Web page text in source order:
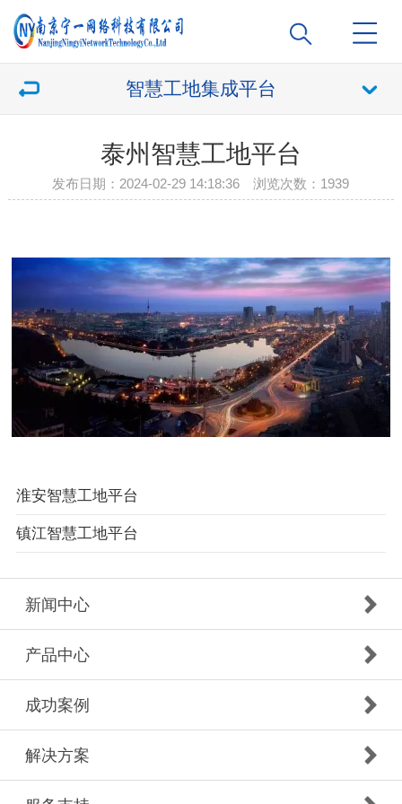
智慧工地集成平台
泰州智慧工地平台
发布日期：2024-02-29 14:18:36 浏览次数： 1939
淮安智慧工地平台
镇江智慧工地平台
新闻中心
产品中心
成功案例
解决方案